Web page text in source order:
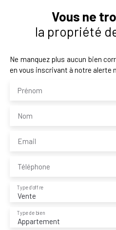
Vous ne
la propriété
Ne manquez plus aucun bien
en vous inscrivant à notre alerte
Prénom
Nom
Email
Téléphone
Vente
Type d'offre
Appartement
Type de bien